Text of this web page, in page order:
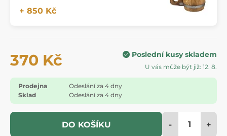
+ 850 Kč
370 Kč Poslední kusy skladem
U vás může být již: 12. 8.
Prodejna
Odeslání za 4 dny
Sklad
Odeslání za 4 dny
DO KOŠÍKU - +